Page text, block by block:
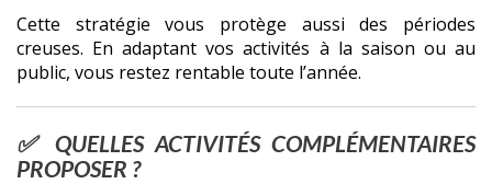
Cette stratégie vous protège aussi des périodes
creuses. En adaptant vos activités à la saison ou au
public, vous restez rentable toute l’année.
✅ QUELLES ACTIVITÉS COMPLÉMENTAIRES
PROPOSER ?